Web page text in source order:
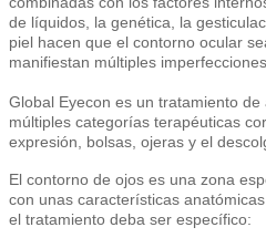
de líquidos, la genética, la
piel hacen que el contorno ocular
manifiestan múltiples imperfecciones.
Global Eyecon es un tratamiento
múltiples categorías terapéuticas
expresión, bolsas, ojeras y el
El contorno de ojos es una zona
con unas características
el tratamiento deba ser específico: